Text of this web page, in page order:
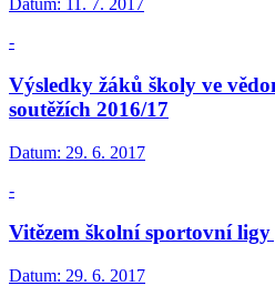
Datum: 11. 7. 2017
-
Výsledky žáků školy ve
soutěžích 2016/17
Datum: 29. 6. 2017
-
Vitězem školní sportovní
Datum: 29. 6. 2017